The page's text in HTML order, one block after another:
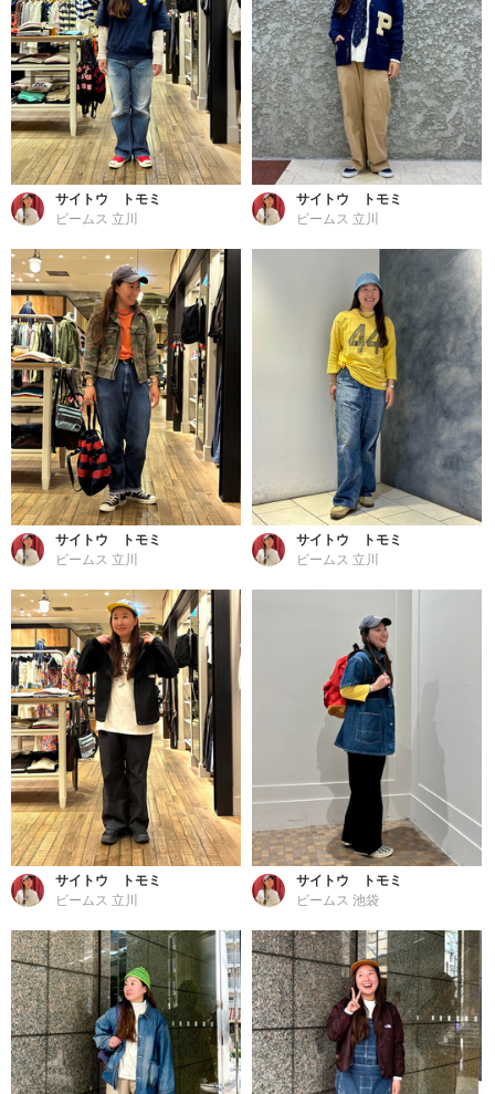
サイトウ トモミ
ビームス 立川
サイトウ トモミ
ビームス 立川
サイトウ トモミ
ビームス 立川
サイトウ トモミ
ビームス 立川
サイトウ トモミ
ビームス 立川
サイトウ トモミ
ビームス 池袋